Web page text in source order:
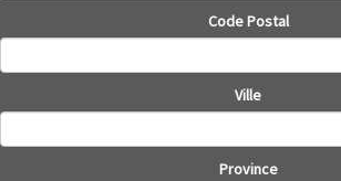
Code Postal
Ville
Province